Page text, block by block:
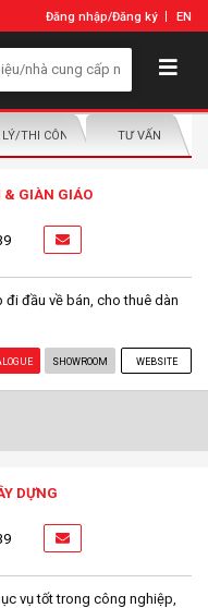
Đăng nhập/Đăng ký EN
PHỐI
THI CÔNG LẮP ĐẶTTƯ VẤN
& GIÀN GIÁO
đầu về bán, cho thuê dàn
SHOWROOM WEBSITE
DỰNG
vụ tốt trong công nghiệp,